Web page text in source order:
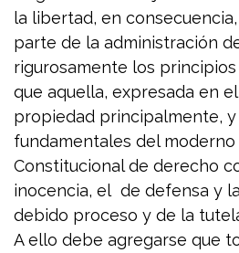
la libertad, en
parte de la administración
rigurosamente los
que aquella, expresada en
propiedad principalmente,
fundamentales del moderno
Constitucional de derecho
inocencia, el de defensa y
debido proceso y de la
A ello debe agregarse que